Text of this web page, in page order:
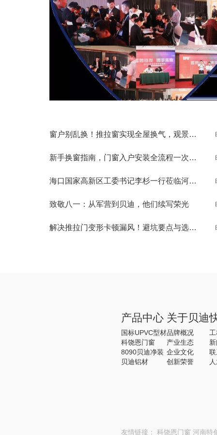
窗户别乱换！推拉窗实现全屋换气，观景通风两不误
新手换窗指南，门窗入户安装全流程一次性讲清
海口国家高新区工委书记李杉一行莅临河南贝迪考察交流
致敬八一：从军营到贝迪，他们续写荣光
解决推拉门变形卡顿漏风！避坑要点与选购秘诀
产品中心
国标UPVC型材
科饶恩门窗
8090贝迪净装
贝迪铝材
关于贝迪
品牌概况
产业生态
企业文化
创新荣誉
友情链接： 科饶恩门窗 河南特